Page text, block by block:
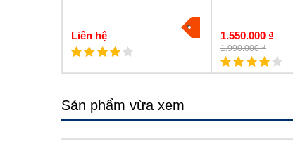
Liên hệ 1.550.000 ₫
1.990.000 ₫
Sản phẩm vừa xem